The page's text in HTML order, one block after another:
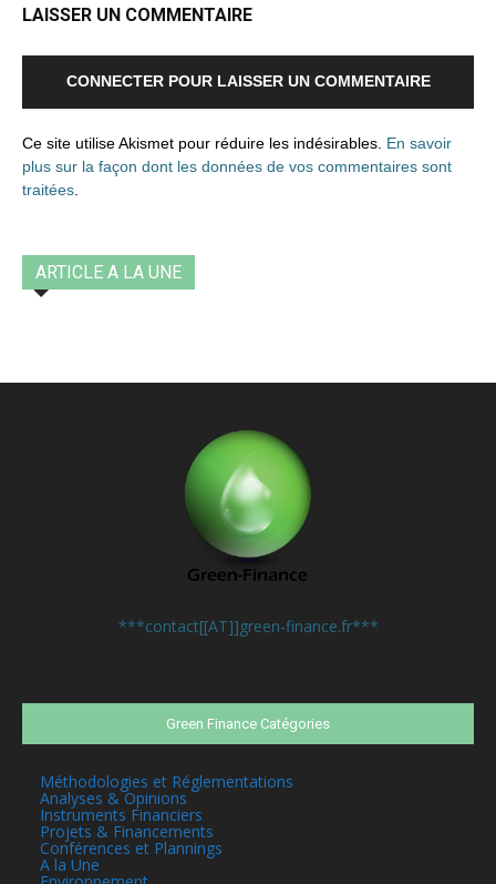
LAISSER UN COMMENTAIRE
CONNECTER POUR LAISSER UN COMMENTAIRE
Ce site utilise Akismet pour réduire les indésirables. En savoir
plus sur la façon dont les données de vos commentaires sont
traitées
ARTICLE A LA UNE
***contact[[AT]]green-finance.fr***
Green Finance Catégories
Méthodologies et Réglementations
Analyses & Opinions
Instruments Financiers
Projets & Financements
Conférences et Plannings
A la Une